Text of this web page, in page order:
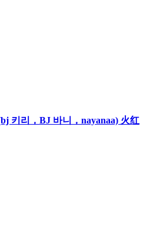
키리，BJ 바니，nayanaa) 火红